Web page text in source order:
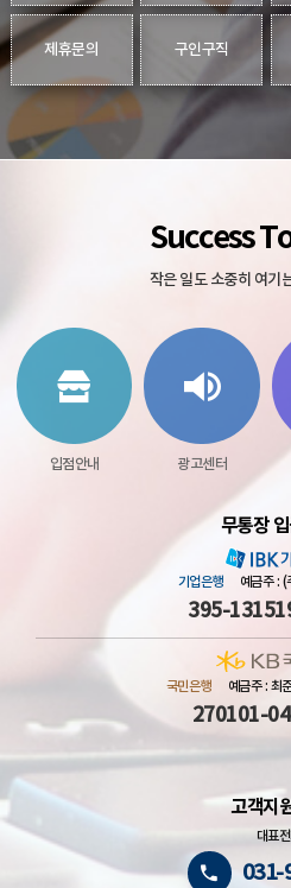
제휴문의 구인구직
Success
작은 일도 소중히 여기
입점안내 광고센터
무통장
기업은행 예금주 : (
395-
국민은행 예금주 : 최
270101-
고객지
대표
031-